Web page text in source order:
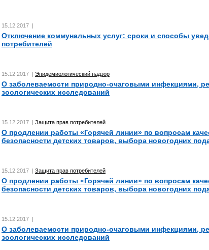
15.12.2017 |
Отключение коммунальных услуг: сроки и способы
потребителей
15.12.2017 | Эпидемиологический надзор
О заболеваемости природно-очаговыми инфекциями,
зоологических исследований
15.12.2017 | Защита прав потребителей
О продлении работы «Горячей линии» по вопросам
безопасности детских товаров, выбора новогодних
15.12.2017 | Защита прав потребителей
О продлении работы «Горячей линии» по вопросам
безопасности детских товаров, выбора новогодних
15.12.2017 |
О заболеваемости природно-очаговыми инфекциями,
зоологических исследований